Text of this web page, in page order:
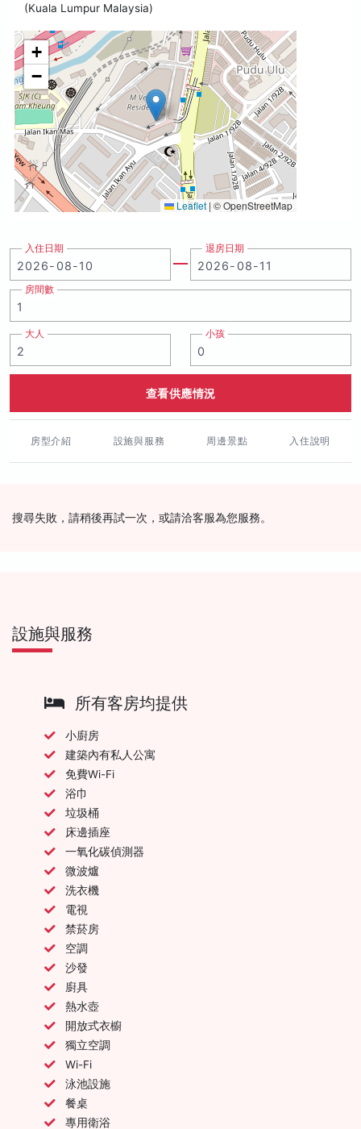
(Kuala Lumpur Malaysia)
+
−
Leaflet | © OpenStreetMap
入住日期 退房日期
房間數
大人 小孩
查看供應情況
房型介紹 設施與服務 周邊景點 入住說明
搜尋失敗，請稍後再試一次，或請洽客服為您服務。
設施與服務
所有客房均提供
小廚房
建築內有私人公寓
免費Wi-Fi
浴巾
垃圾桶
床邊插座
一氧化碳偵測器
微波爐
洗衣機
電視
禁菸房
空調
沙發
廚具
熱水壺
開放式衣櫥
獨立空調
Wi-Fi
泳池設施
餐桌
專用衛浴